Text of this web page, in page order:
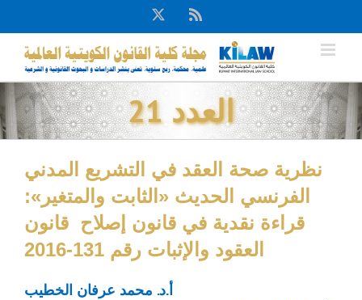
to
content
Rss
X
العدد 21
نظرية صحة العقد في التشريع المدني
الفرنسي الحديث «الثابت والمتغير»:
قراءة نقدية في قانون إصلاح قانون
العقود والإثبات رقم 131-2016
أ.د. محمد عرفان الخطيب